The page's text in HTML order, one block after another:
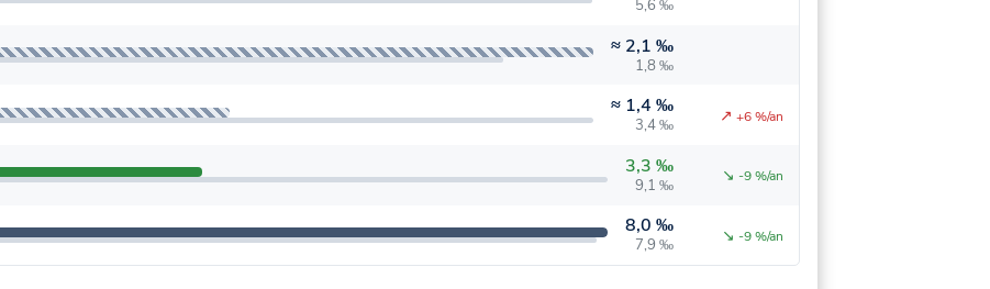
5,6 ‰
≈ 2,1 ‰
1,8 ‰
≈ 1,4 ‰
3,4 ‰ ↗ +6 %/an
3,3 ‰
9,1 ‰ ↘ -9 %/an
8,0 ‰
7,9 ‰ ↘ -9 %/an